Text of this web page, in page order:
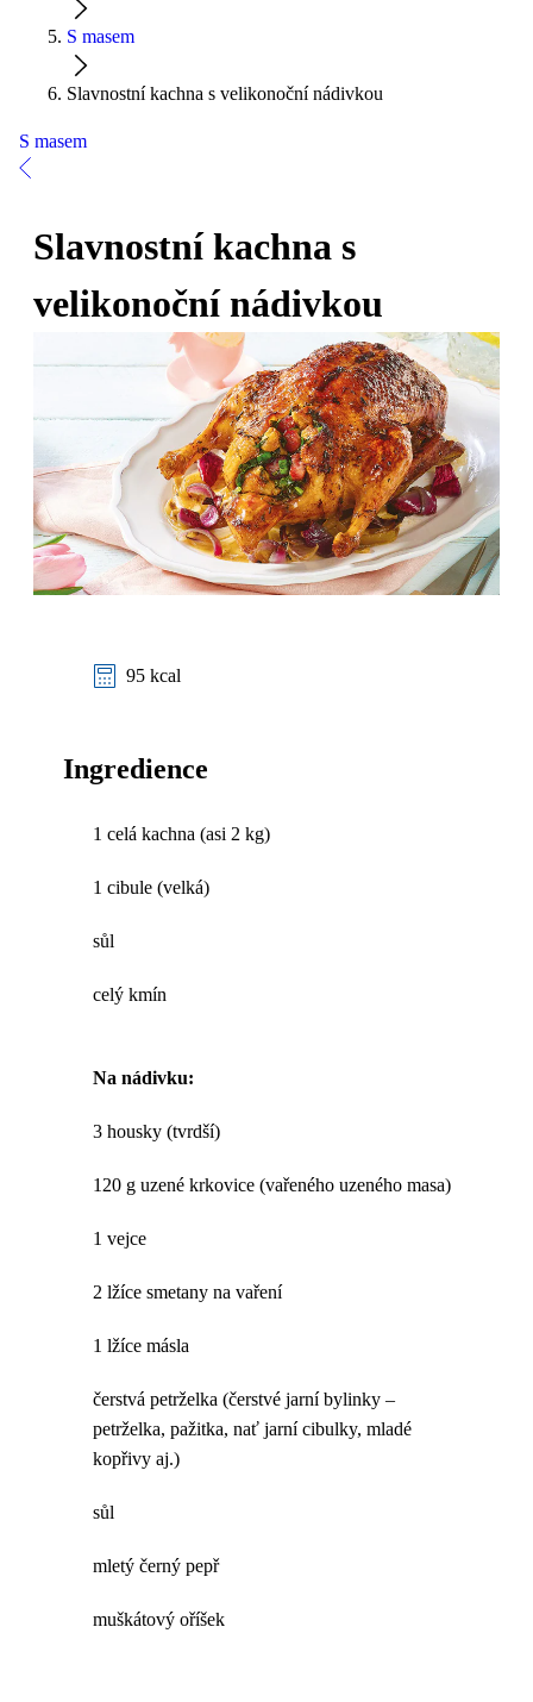
S masem
Slavnostní kachna s velikonoční nádivkou
S masem
Slavnostní kachna s
velikonoční nádivkou
95 kcal
Ingredience
1 celá kachna (asi 2 kg)
1 cibule (velká)
sůl
celý kmín
Na nádivku:
3 housky (tvrdší)
120 g uzené krkovice (vařeného uzeného masa)
1 vejce
2 lžíce smetany na vaření
1 lžíce másla
čerstvá petrželka (čerstvé jarní bylinky –
petrželka, pažitka, nať jarní cibulky, mladé
kopřivy aj.)
sůl
mletý černý pepř
muškátový oříšek